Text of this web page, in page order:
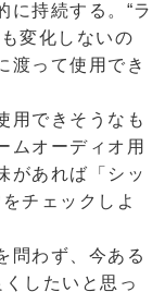
に持続する。“ラ
変化しないの
渡って使用でき
用できそうなも
ムオーディオ用
があれば「シッ
チェックしよ
問わず、今ある
したいと思っ